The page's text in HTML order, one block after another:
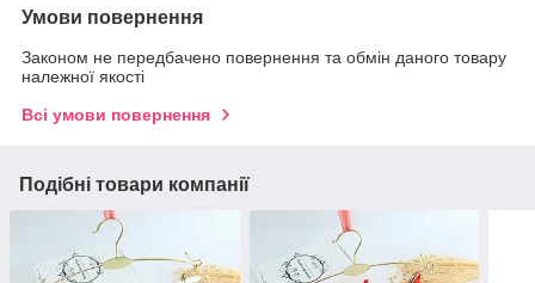
Умови повернення
Законом не передбачено повернення та обмін даного товару
належної якості
Всі умови повернення
Подібні товари компанії